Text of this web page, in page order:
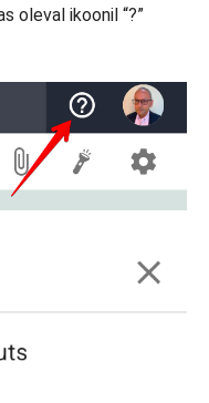
oleval ikoonil “?”